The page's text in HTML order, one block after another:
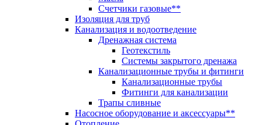
Счетчики газовые**
Изоляция для труб
Канализация и водоотведение
Дренажная система
Геотекстиль
Системы закрытого дренажа
Канализационные трубы и фитинги
Канализационные трубы
Фитинги для канализации
Трапы сливные
Насосное оборудование и аксессуары**